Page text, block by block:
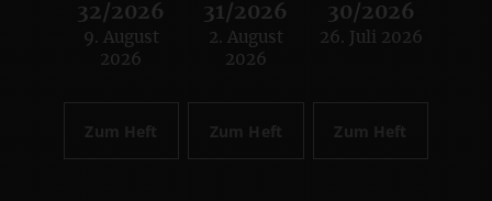
32/2026
:
9. August
2026
Zum Heft
31/2026
:
2. August
2026
Zum Heft
30/2026
:
26. Juli 2026
Zum Heft